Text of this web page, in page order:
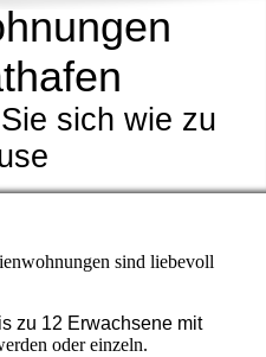
sich wie zu
sind liebevoll
zu 12 Erwachsene mit
oder einzeln.